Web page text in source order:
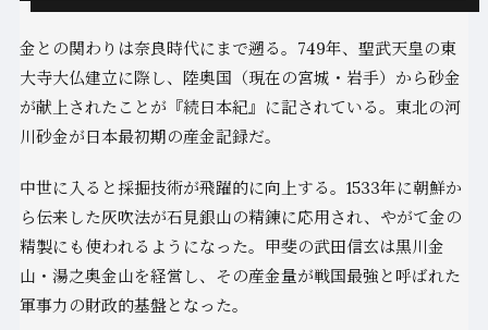
金との関わりは奈良時代にまで遡る。749年、聖武天皇の東
大寺大仏建立に際し、陸奥国（現在の宮城・岩手）から砂金
が献上されたことが『続日本紀』に記されている。東北の河
川砂金が日本最初期の産金記録だ。
中世に入ると採掘技術が飛躍的に向上する。1533年に朝鮮か
ら伝来した灰吹法が石見銀山の精錬に応用され、やがて金の
精製にも使われるようになった。甲斐の武田信玄は黒川金
山・湯之奥金山を経営し、その産金量が戦国最強と呼ばれた
軍事力の財政的基盤となった。